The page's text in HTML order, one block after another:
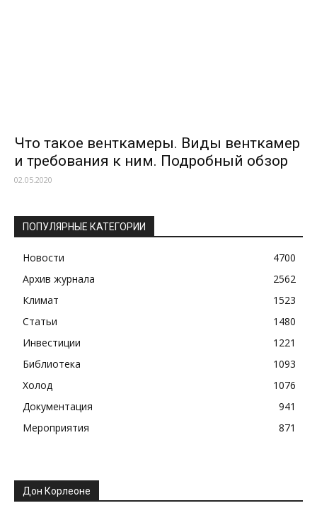
Что такое венткамеры. Виды венткамер
и требования к ним. Подробный обзор
02.05.2020
ПОПУЛЯРНЫЕ КАТЕГОРИИ
Новости
4700
Архив журнала
2562
Климат
1523
Статьи
1480
Инвестиции
1221
Библиотека
1093
Холод
1076
Документация
941
Мероприятия
871
Дон Корлеоне